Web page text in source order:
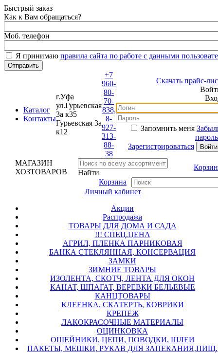
Быстрый заказ
Как к Вам обращаться?
Моб. телефон
Я принимаюправила сайта по работе с данными
Каталог
Контакты
г.Уфа
ул.Гурьевская
3а к35
Гурьевская 3а
к12
+7
960-
80-
70-
838,
8-
927-
313-
88-
38
Скачать прайс-лист
Войти
Вход
Запомнить меня Забыли
пароль?
Зарегистрироваться
МАГАЗИН
ХОЗТОВАРОВ
Найти
Корзина
Корзина
Личный кабинет
Акции
Распродажа
ТОВАРЫ ДЛЯ ДОМА И САДА
!!! СПЕЦ.ЦЕНА
АГРИЛ, ПЛЕНКА ПАРНИКОВАЯ
БАНКА СТЕКЛЯННАЯ, КОНСЕРВАЦИЯ
ЗАМКИ
ЗИМНИЕ ТОВАРЫ
ИЗОЛЕНТА, СКОТЧ, ЛЕНТА ДЛЯ ОКОН
КАНАТ, ШПАГАТ, ВЕРЕВКИ БЕЛЬЕВЫЕ
КАНЦТОВАРЫ
КЛЕЕНКА, СКАТЕРТЬ, КОВРИКИ
КРЕПЕЖ
ЛАКОКРАСОЧНЫЕ МАТЕРИАЛЫ
ОЦИНКОВКА
ОШЕЙНИКИ, ЦЕПИ, ПОВОДКИ, ШЛЕИ
ПАКЕТЫ, МЕШКИ, РУКАВ ДЛЯ ЗАПЕКАНИЯ,ПИЩ.